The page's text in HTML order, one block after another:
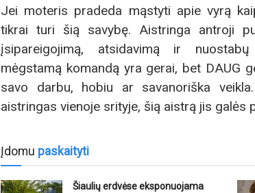
Jei moteris pradeda mąstyti apie vyrą
tikrai turi šią savybę. Aistringa antroji
įsipareigojimą, atsidavimą ir
mėgstamą komandą yra gerai, bet DAUG
savo darbu, hobiu ar savanoriška
aistringas vienoje srityje, šią aistrą jis galės
Įdomu paskaityti
Šiaulių erdvėse eksponuojama